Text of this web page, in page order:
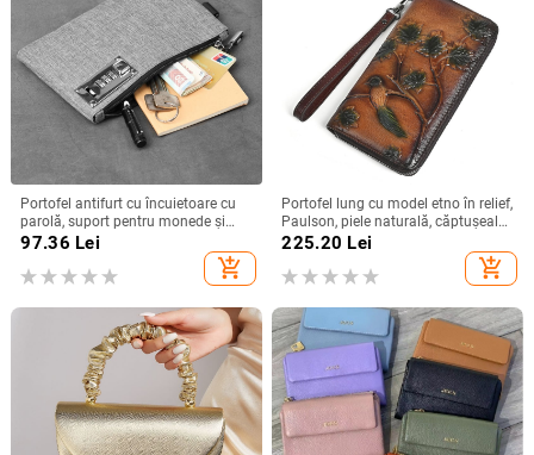
Portofel antifurt cu încuietoare cu
parolă, suport pentru monede și
carduri, portabil cu 1 pli, Oxford
97.36 Lei
add_shopping_cart
Portofel lung cu model etno în relief,
Paulson, piele naturală, căptușeală
poliester, pentru bărbați și femei,
geantă pentru telefon cu capacitate
mare
225.20 Lei
add_shopping_cart